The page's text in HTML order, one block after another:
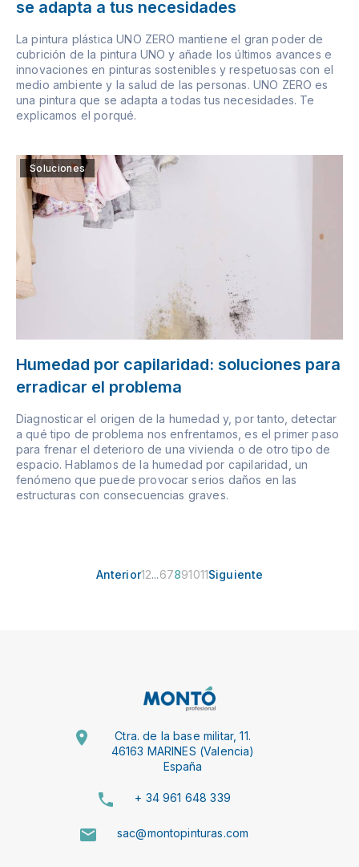
se adapta a tus necesidades
La pintura plástica UNO ZERO mantiene el gran poder de
cubrición de la pintura UNO y añade los últimos avances e
innovaciones en pinturas sostenibles y respetuosas con el
medio ambiente y la salud de las personas. UNO ZERO es
una pintura que se adapta a todas tus necesidades. Te
explicamos el porqué.
Soluciones
Humedad por capilaridad: soluciones para
erradicar el problema
Diagnosticar el origen de la humedad y, por tanto, detectar
a qué tipo de problema nos enfrentamos, es el primer paso
para frenar el deterioro de una vivienda o de otro tipo de
espacio. Hablamos de la humedad por capilaridad, un
fenómeno que puede provocar serios daños en las
estructuras con consecuencias graves.
Anterior12...67891011Siguiente
Ctra. de la base militar, 11.
46163 MARINES (Valencia)
España
+ 34 961 648 339
sac@montopinturas.com